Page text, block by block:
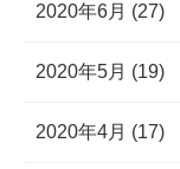
2020年6月 (27)
2020年5月 (19)
2020年4月 (17)